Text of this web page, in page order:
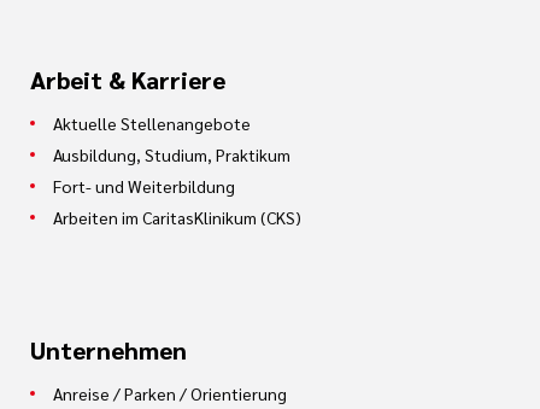
Arbeit & Karriere
Aktuelle Stellenangebote
Ausbildung, Studium, Praktikum
Fort- und Weiterbildung
Arbeiten im CaritasKlinikum (CKS)
Unternehmen
Anreise / Parken / Orientierung